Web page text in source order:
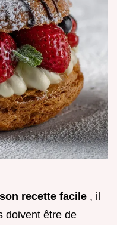
recette facile , il
doivent être de